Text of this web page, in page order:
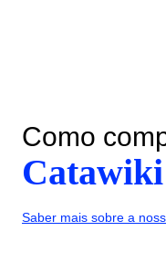
Como
Catawiki
Saber mais sobre a